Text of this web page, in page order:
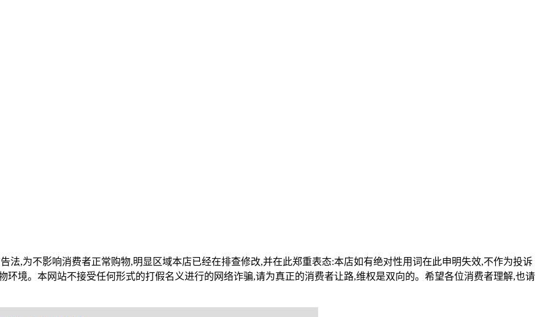
法,为不影响消费者正常购物,明显区域本店已经在排查修改,并在此郑重表态:本店如有绝对性用词在此申明失效,不作为投诉
境。本网站不接受任何形式的打假名义进行的网络诈骗,请为真正的消费者让路,维权是双向的。希望各位消费者理解,也请